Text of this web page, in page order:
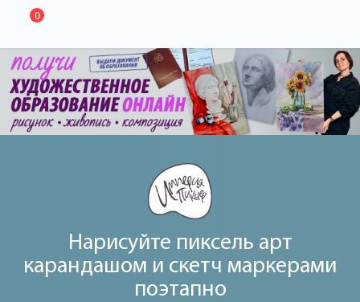
0
Нарисуйте пиксель арт
карандашом и скетч маркерами
поэтапно